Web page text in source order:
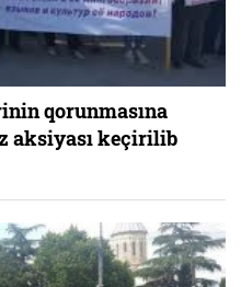
qorunmasına
aksiyası keçirilib